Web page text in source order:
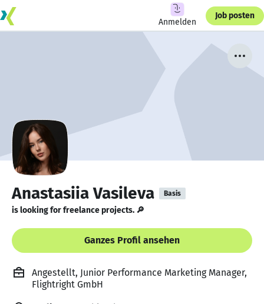
Anmelden
Job posten
Anastasiia Vasileva Basis
is looking for freelance projects. 🔎
Ganzes Profil ansehen
Angestellt, Junior Performance Marketing Manager,
Flightright GmbH